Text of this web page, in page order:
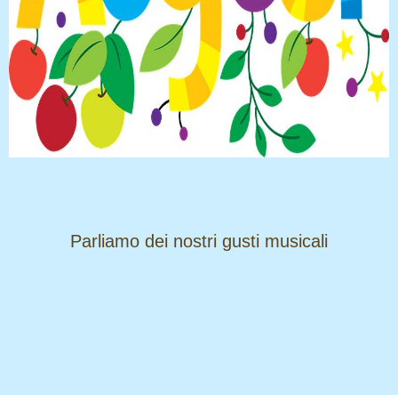
​​​​​​​Parliamo dei nostri gusti musicali